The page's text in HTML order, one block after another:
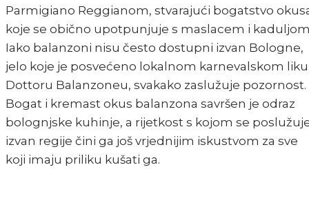
Parmigiano Reggianom, stvarajući bogatstvo
koje se obično upotpunjuje s maslacem i
Iako balanzoni nisu često dostupni izvan Bologne,
jelo koje je posvećeno lokalnom karnevalskom
Dottoru Balanzoneu, svakako zaslužuje pozornost.
Bogat i kremast okus balanzona savršen je odraz
bolognjske kuhinje, a rijetkost s kojom se
izvan regije čini ga još vrjednijim iskustvom za sve
koji imaju priliku kušati ga.